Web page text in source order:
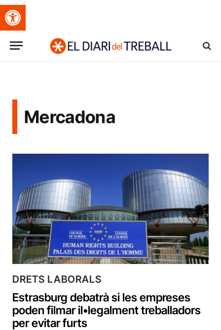
Obre la barra d'eines
Mercadona
DRETS LABORALS
Estrasburg debatrà si les empreses
poden filmar il•legalment treballadors
per evitar furts